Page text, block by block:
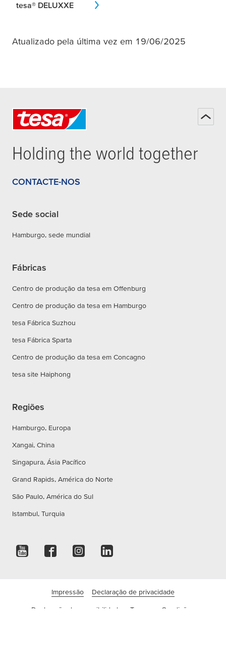
tesa® DELUXXE
Atualizado pela última vez em 19/06/2025
Holding the world together
CONTACTE-NOS
Sede social
Hamburgo, sede mundial
Fábricas
Centro de produção da tesa em Offenburg
Centro de produção da tesa em Hamburgo
tesa Fábrica Suzhou
tesa Fábrica Sparta
Centro de produção da tesa em Concagno
tesa site Haiphong
Regiões
Hamburgo, Europa
Xangai, China
Singapura, Ásia Pacífico
Grand Rapids, América do Norte
São Paulo, América do Sul
Istambul, Turquia
Impressão Declaração de privacidade
Declaração de acessibilidade Termos e Condições